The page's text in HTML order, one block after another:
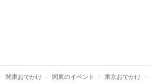
関東おでかけ 関東のイベント 東京おでかけ